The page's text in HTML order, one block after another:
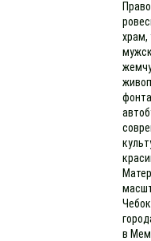
храм,
в